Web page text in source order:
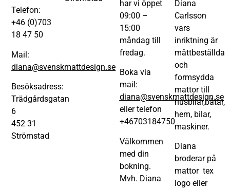
Telefon:
+46 (0)703
18 47 50
Mail:
diana@svenskmattdesign.se
Besöksadress:
Trädgårdsgatan
6
452 31
Strömstad
har vi öppet
09:00 –
15:00
måndag till
fredag.
Boka via
mail:
diana@svenskmattdesign.se
eller telefon
+46703184750
Välkommen
med din
bokning.
Mvh. Diana
Diana
Carlsson
vars
inriktning är
måttbeställda
och
formsydda
mattor till
husbilar,båtar,
hem, bilar,
maskiner.
Diana
broderar på
mattor tex
logo eller